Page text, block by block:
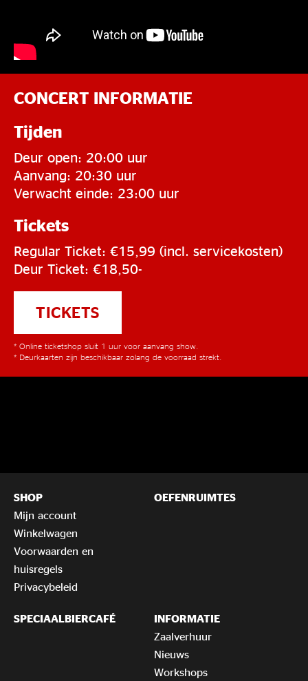
CONCERT INFORMATIE
Tijden
Deur open: 20:00 uur
Aanvang: 20:30 uur
Verwacht einde: 23:00 uur
Tickets
Regular Ticket: €15,99 (incl. servicekosten)
Deur Ticket: €18,50-
TICKETS
* Online ticketshop sluit 1 uur voor aanvang show.
* Deurkaarten zijn beschikbaar zolang de voorraad strekt.
SHOP
Mijn account
Winkelwagen
Voorwaarden en
huisregels
Privacybeleid
OEFENRUIMTES
SPECIAALBIERCAFÉ
INFORMATIE
Zaalverhuur
Nieuws
Workshops